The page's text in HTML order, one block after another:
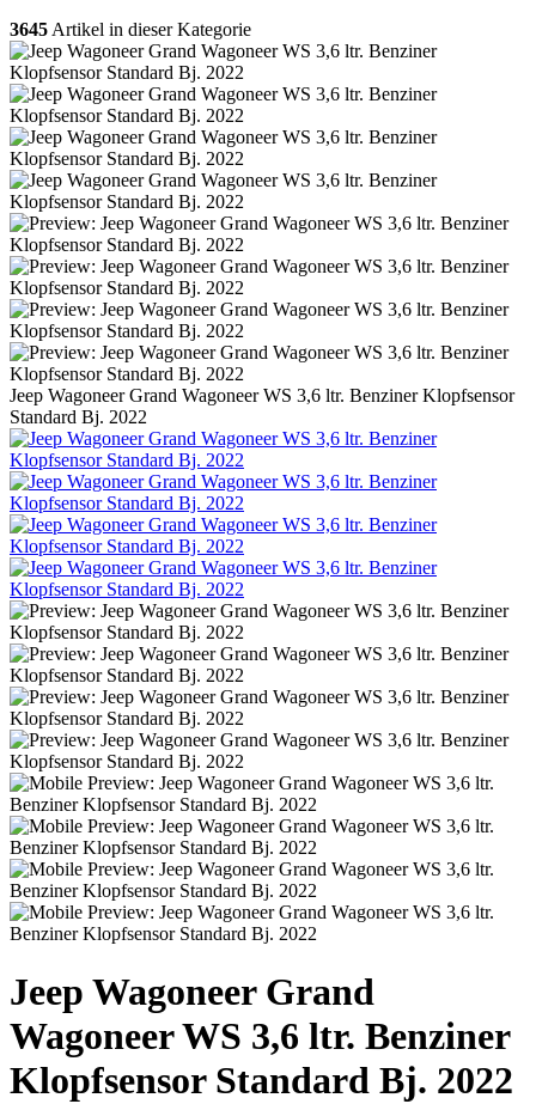
3645 Artikel in dieser Kategorie
Jeep Wagoneer Grand Wagoneer WS 3,6 ltr. Benziner Klopfsensor
Standard Bj. 2022
Jeep Wagoneer Grand
Wagoneer WS 3,6 ltr. Benziner
Klopfsensor Standard Bj. 2022